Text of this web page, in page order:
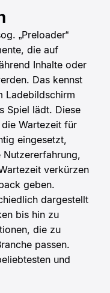
„Preloader“
die auf
Inhalte oder
Das kennst
Ladebildschirm
Spiel lädt. Diese
Wartezeit für
eingesetzt,
Nutzererfahrung,
verkürzen
geben.
dargestellt
bis hin zu
die zu
passen.
und